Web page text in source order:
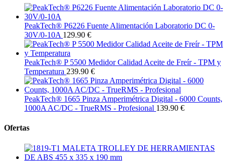
PeakTech® P6226 Fuente Alimentación Laboratorio DC 0-
30V/0-10A 129.90 €
PeakTech® P 5500 Medidor Calidad Aceite de Freír - TPM y
Temperatura 239.90 €
PeakTech® 1665 Pinza Amperimétrica Digital - 6000 Counts,
1000A AC/DC - TrueRMS - Profesional 139.90 €
Ofertas